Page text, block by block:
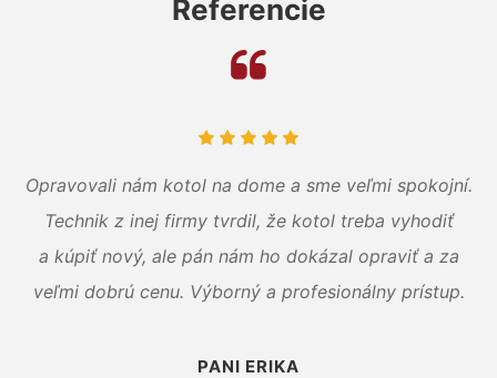
Referencie
Opravovali nám kotol na dome a sme veľmi spokojní.
Technik z inej firmy tvrdil, že kotol treba vyhodiť
a kúpiť nový, ale pán nám ho dokázal opraviť a za
veľmi dobrú cenu. Výborný a profesionálny prístup.
PANI ERIKA